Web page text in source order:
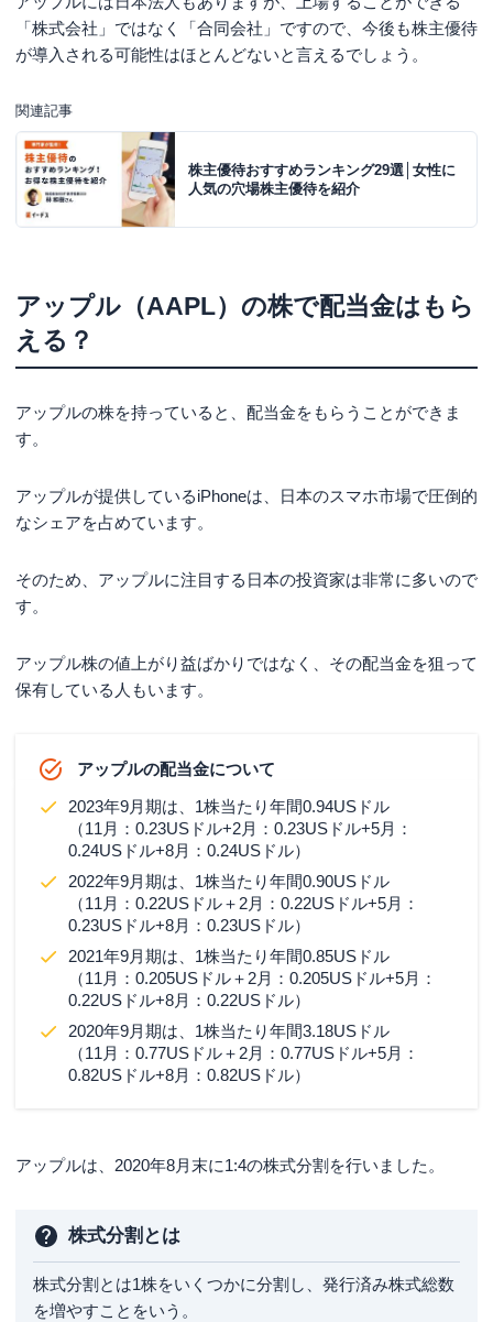
「株式会社」ではなく「合同会社」ですので、今後も株主優待
が導入される可能性はほとんどないと言えるでしょう。
関連記事
株主優待おすすめランキング29選│女性に
人気の穴場株主優待を紹介
アップル（AAPL）の株で配当金はもら
える？
アップルの株を持っていると、配当金をもらうことができま
す。
アップルが提供しているiPhoneは、日本のスマホ市場で圧倒的
なシェアを占めています。
そのため、アップルに注目する日本の投資家は非常に多いので
す。
アップル株の値上がり益ばかりではなく、その配当金を狙って
保有している人もいます。
アップルの配当金について
2023年9月期は、1株当たり年間0.94USドル
（11月：0.23USドル+2月：0.23USドル+5月：
0.24USドル+8月：0.24USドル）
2022年9月期は、1株当たり年間0.90USドル
（11月：0.22USドル＋2月：0.22USドル+5月：
0.23USドル+8月：0.23USドル）
2021年9月期は、1株当たり年間0.85USドル
（11月：0.205USドル＋2月：0.205USドル+5月：
0.22USドル+8月：0.22USドル）
2020年9月期は、1株当たり年間3.18USドル
（11月：0.77USドル＋2月：0.77USドル+5月：
0.82USドル+8月：0.82USドル）
アップルは、2020年8月末に1:4の株式分割を行いました。
株式分割とは
株式分割とは1株をいくつかに分割し、発行済み株式総数
を増やすことをいう。